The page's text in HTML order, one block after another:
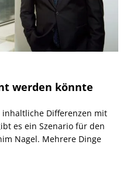
werden könnte
inhaltliche Differenzen mit
es ein Szenario für den
Nagel. Mehrere Dinge